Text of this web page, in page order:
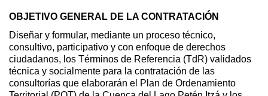
OBJETIVO GENERAL DE LA CONTRATACIÓN
Diseñar y formular, mediante un proceso técnico,
consultivo, participativo y con enfoque de derechos
ciudadanos, los Términos de Referencia (TdR) validados
técnica y socialmente para la contratación de las
consultorías que elaborarán el Plan de Ordenamiento